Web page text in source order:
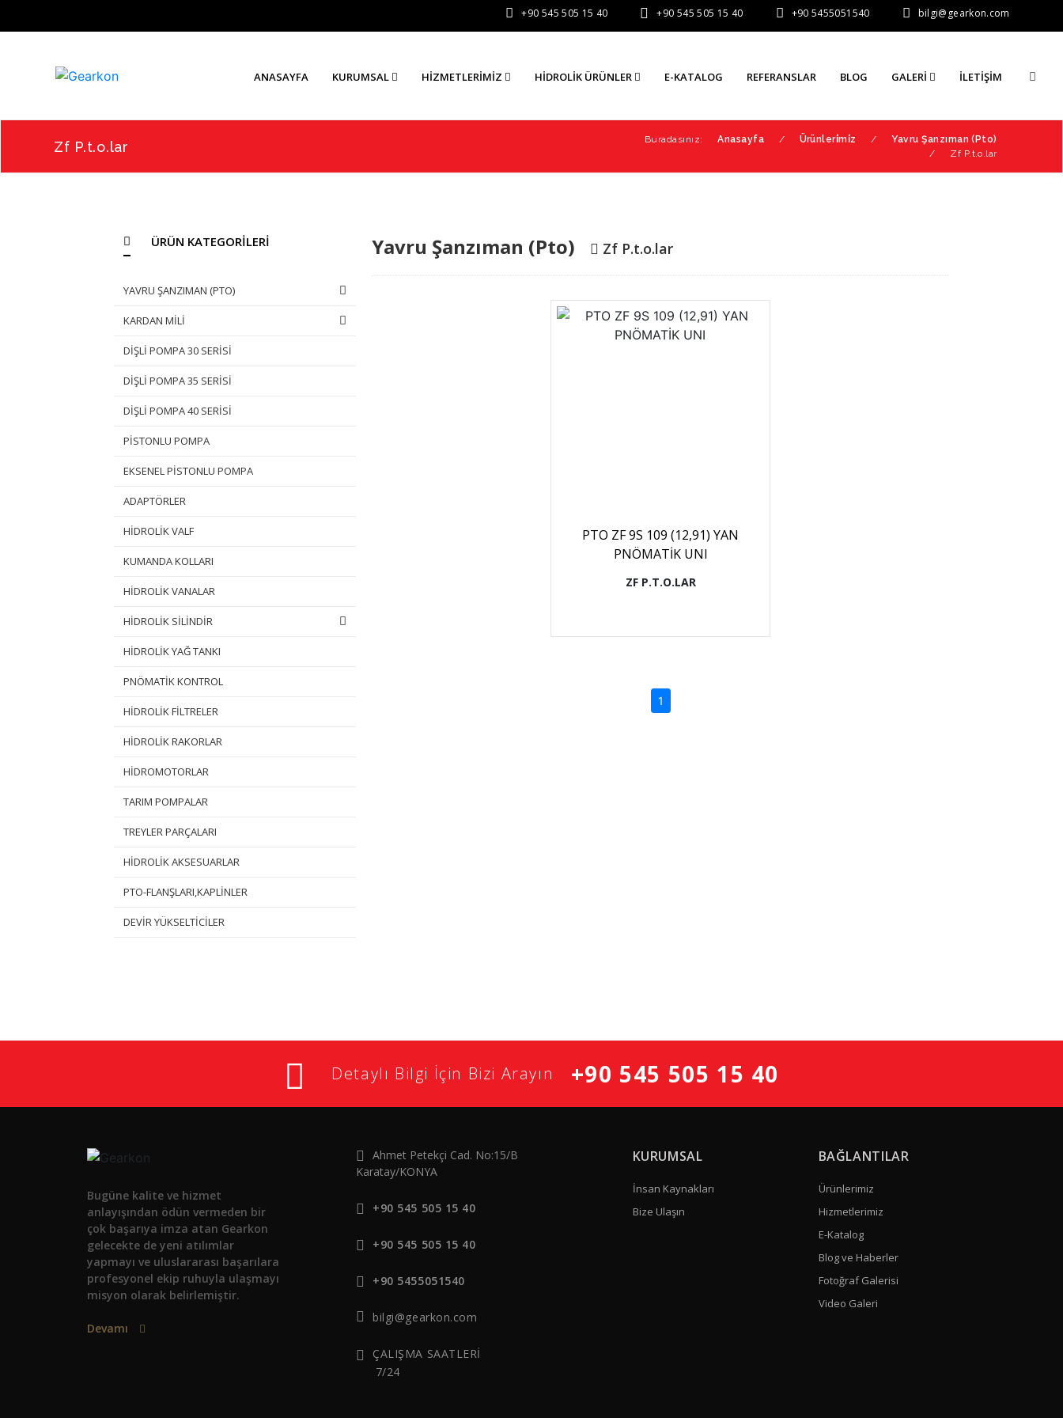
+90 545 505 15 40 +90 545 505 15 40 +90 5455051540 bilgi@gearkon.com
ANASAYFA KURUMSAL HİZMETLERİMİZ HIDROLIK ÜRÜNLER E-KATALOG REFERANSLAR BLOG GALERI İLETIŞIM
Zf P.t.o.lar Buradasınız: Anasayfa / Ürünleri̇mi̇z /
Yavru Şanzıman (Pto)
/
Zf P.t.o.lar
ÜRÜN KATEGORİLERİ
YAVRU ŞANZIMAN (PTO)
KARDAN MİLİ
DİŞLİ POMPA 30 SERİSİ
DİŞLİ POMPA 35 SERİSİ
DİŞLİ POMPA 40 SERİSİ
PİSTONLU POMPA
EKSENEL PİSTONLU POMPA
ADAPTÖRLER
HİDROLİK VALF
KUMANDA KOLLARI
HİDROLİK VANALAR
HİDROLİK SİLİNDİR
HİDROLİK YAĞ TANKI
PNÖMATİK KONTROL
HİDROLİK FİLTRELER
HİDROLİK RAKORLAR
HİDROMOTORLAR
TARIM POMPALAR
TREYLER PARÇALARI
HİDROLİK AKSESUARLAR
PTO-FLANŞLARI,KAPLİNLER
DEVİR YÜKSELTİCİLER
Yavru Şanzıman (Pto) Zf P.t.o.lar
PTO ZF 9S 109 (12,91) YAN
PNÖMATİK UNI
ZF P.T.O.LAR
1
Detaylı Bilgi İçin Bizi Arayın +90 545 505 15 40
Bugüne kalite ve hizmet
anlayışından ödün vermeden bir
çok başarıya imza atan Gearkon
gelecekte de yeni atılımlar
yapmayı ve uluslararası başarılara
profesyonel ekip ruhuyla ulaşmayı
misyon olarak belirlemiştir.
Devamı
Ahmet Petekçi Cad. No:15/B
Karatay/KONYA
+90 545 505 15 40
+90 545 505 15 40
+90 5455051540
bilgi@gearkon.com
ÇALIŞMA SAATLERİ
7/24
KURUMSAL
İnsan Kaynakları
Bize Ulaşın
BAĞLANTILAR
Ürünlerimiz
Hizmetlerimiz
E-Katalog
Blog ve Haberler
Fotoğraf Galerisi
Video Galeri